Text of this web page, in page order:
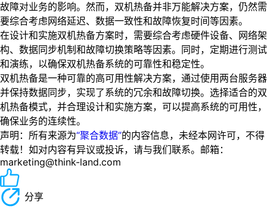
故障对业务的影响。然而，双机热备并非万能解决方案，仍然需
要综合考虑网络延迟、数据一致性和故障恢复时间等因素。
在设计和实施双机热备方案时，需要综合考虑硬件设备、网络架
构、数据同步机制和故障切换策略等因素。同时，定期进行测试
和演练，以确保双机热备系统的可靠性和稳定性。
双机热备是一种可靠的高可用性解决方案，通过使用两台服务器
并保持数据同步，实现了系统的冗余和故障切换。选择适合的双
机热备模式，并合理设计和实施方案，可以提高系统的可用性，
确保业务的连续性。
声明：所有来源为“聚合数据”的内容信息，未经本网许可，不得
转载！如对内容有异议或投诉，请与我们联系。邮箱：
marketing@think-land.com
分享